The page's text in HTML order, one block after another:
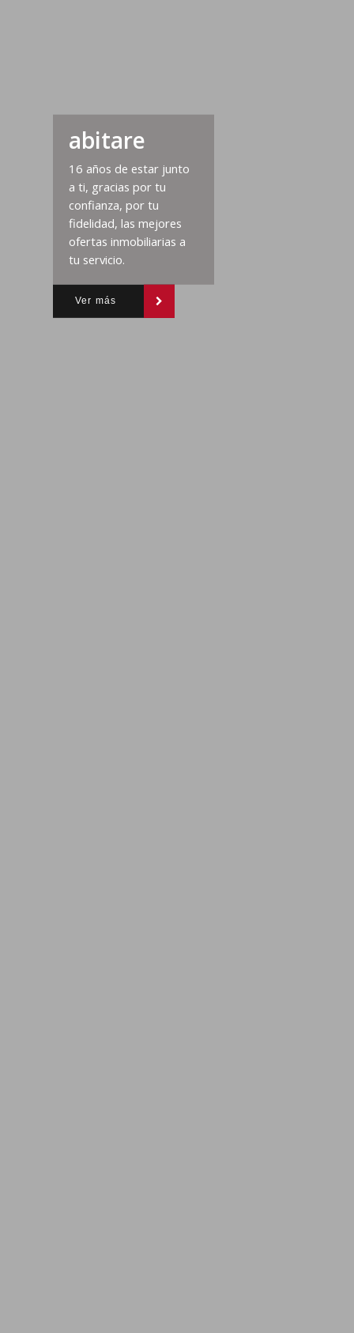
abitare
16 años de estar junto
a ti, gracias por tu
confianza, por tu
fidelidad, las mejores
ofertas inmobiliarias a
tu servicio.
Ver más